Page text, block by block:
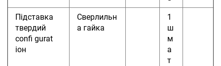
Підставка
твердий
confi gurat
іон
Сверлильн
а гайка
1
ш
м
а
т